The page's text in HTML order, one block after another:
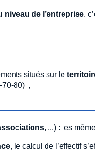
niveau de l’entreprise,
situés sur le
70-80) ;
, ...) : les
, le calcul de l’effectif